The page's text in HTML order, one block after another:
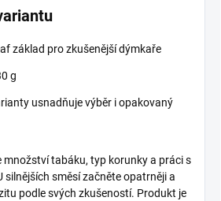
základ pro zkušenější dýmkaře
g
usnadňuje výběr i opakovaný
množství tabáku, typ korunky a práci s
silnějších směsí začněte opatrněji a
podle svých zkušeností. Produkt je